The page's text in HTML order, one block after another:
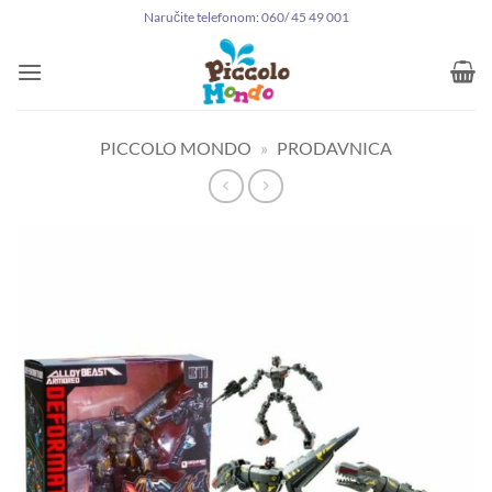
sadržaj
Naručite telefonom: 060/ 45 49 001
PICCOLO MONDO » PRODAVNICA